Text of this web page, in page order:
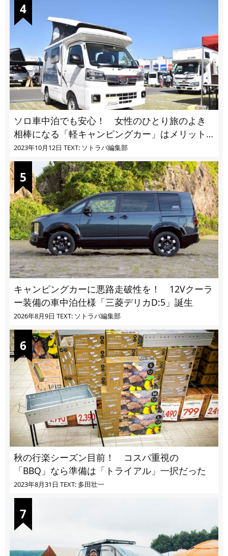
ソロ車中泊でも安心！ 女性のひとり旅のよき
相棒になる「軽キャンピングカー」はメリット
ばかり
2023年10月12日 TEXT: ソトラバ編集部
キャンピングカーに悪路走破性を！ 12Vクーラ
ー装備の車中泊仕様「三菱デリカD:5」誕生
2026年8月9日 TEXT: ソトラバ編集部
秋の行楽シーズン目前！ コスパ重視の
「BBQ」なら準備は「トライアル」一択だった
2023年8月31日 TEXT: 多田壮一